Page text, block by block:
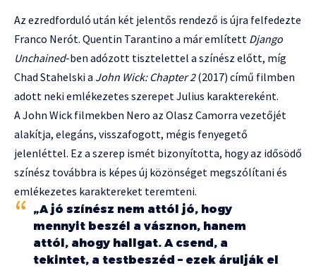
Az ezredforduló után két jelentős rendező is újra felfedezte
Franco Nerót. Quentin Tarantino a már említett Django
Unchained-ben adózott tisztelettel a színész előtt, míg
Chad Stahelski a John Wick: Chapter 2(2017) című filmben
adott neki emlékezetes szerepet Julius karaktereként.
A John Wick filmekben Nero az Olasz Camorra vezetőjét
alakítja, elegáns, visszafogott, mégis fenyegető
jelenléttel. Ez a szerep ismét bizonyította, hogy az idősödő
színész továbbra is képes új közönséget megszólítani és
emlékezetes karaktereket teremteni.
„A jó színész nem attól jó, hogy
mennyit beszél a vásznon, hanem
attól, ahogy hallgat. A csend, a
tekintet, a testbeszéd – ezek árulják el